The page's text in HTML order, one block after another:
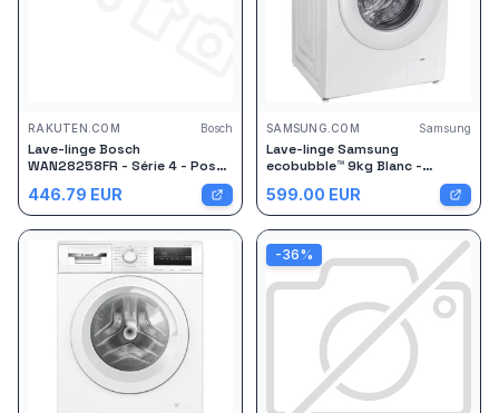
RAKUTEN.COM Bosch
Lave-linge Bosch
WAN28258FR - Série 4 - Pose
libre - 8 Kg - 1400 tours/min -
Blanc
446.79 EUR
SAMSUNG.COM Samsung
Lave-linge Samsung
ecobubble™ 9kg Blanc -
599.00 EUR
-36%